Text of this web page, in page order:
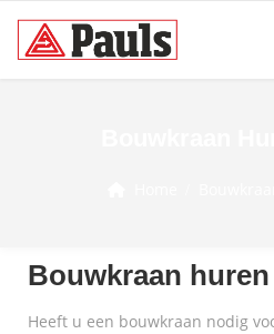
Bouwkraan
Heeft u een bouwkraan nodig